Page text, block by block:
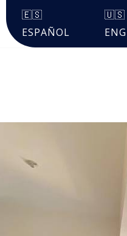
🇪🇸
ESPAÑOL
🇺🇸